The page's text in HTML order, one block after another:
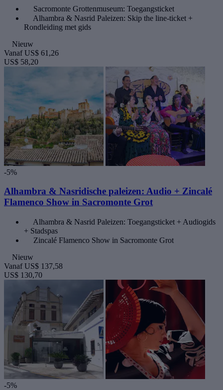
Sacromonte Grottenmuseum: Toegangsticket
Alhambra & Nasrid Paleizen: Skip the line-ticket +
Rondleiding met gids
Nieuw
Vanaf US$ 61,26
US$ 58,20
-5%
Alhambra & Nasridische paleizen: Audio + Zincalé
Flamenco Show in Sacromonte Grot
Alhambra & Nasrid Paleizen: Toegangsticket + Audiogids
+ Stadspas
Zincalé Flamenco Show in Sacromonte Grot
Nieuw
Vanaf US$ 137,58
US$ 130,70
-5%